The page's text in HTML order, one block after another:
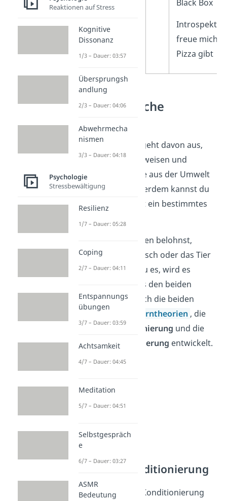
Hause und es
Pizza
Black Box
freue mich,
Pizza gibt
Behavioristische
Der Behaviorismus geht davon aus,
dass alle Verhaltensweisen und
Reaktionen auf Reize aus der Umwelt
erlernt werden. Außerdem kannst du
beeinflussen, wie oft ein bestimmtes
Wenn du ein Verhalten belohnst,
verhält sich der Mensch oder das Tier
öfter so. Bestrafst du es, wird es
seltener gezeigt. Aus den beiden
Annahmen haben sich die beiden
behavioristischen
Lerntheorien , die
klassische Konditionierung und die
operante Konditionierung entwickelt.
Klassische Konditionierung
Bei der klassischen Konditionierung
Reaktionen auf Stress
Kognitive
Dissonanz
1/3 – Dauer: 03:57
Übersprungsh
andlung
2/3 – Dauer: 04:06
Abwehrmecha
nismen
3/3 – Dauer: 04:18
Psychologie
Stressbewältigung
Resilienz
1/7 – Dauer: 05:28
Coping
2/7 – Dauer: 04:11
Entspannungs
übungen
3/7 – Dauer: 03:59
Achtsamkeit
4/7 – Dauer: 04:45
Meditation
5/7 – Dauer: 04:51
Selbstgespräch
e
6/7 – Dauer: 03:27
ASMR
Bedeutung